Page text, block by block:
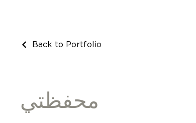
Back to Portfolio
محفظتي